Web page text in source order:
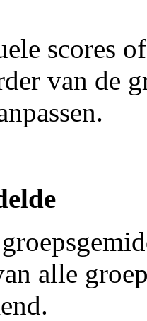
scores
van de
alle